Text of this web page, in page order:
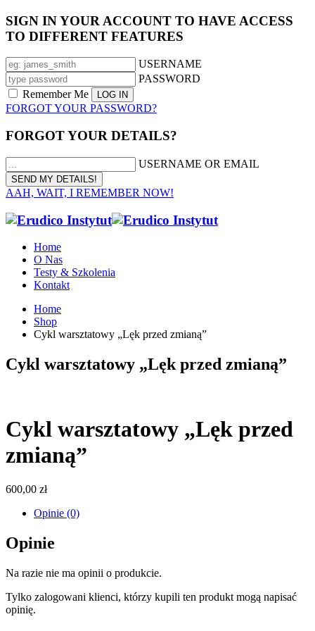
SIGN IN YOUR ACCOUNT TO HAVE ACCESS
TO DIFFERENT FEATURES
USERNAME
PASSWORD
Remember Me
FORGOT YOUR PASSWORD?
FORGOT YOUR DETAILS?
USERNAME OR EMAIL
AAH, WAIT, I REMEMBER NOW!
Home
O Nas
Testy & Szkolenia
Kontakt
Home
Shop
Cykl warsztatowy „Lęk przed zmianą”
Cykl warsztatowy „Lęk przed zmianą”
Cykl warsztatowy „Lęk przed
zmianą”
600,00 zł
Opinie (0)
Opinie
Na razie nie ma opinii o produkcie.
Tylko zalogowani klienci, którzy kupili ten produkt mogą napisać
opinię.